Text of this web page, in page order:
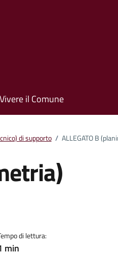
Vivere il Comune
di supporto / ALLEGATO B
di lettura:
min